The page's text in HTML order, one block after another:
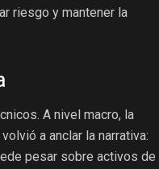
riesgo y mantener la
A nivel macro, la
a anclar la narrativa:
pesar sobre activos de